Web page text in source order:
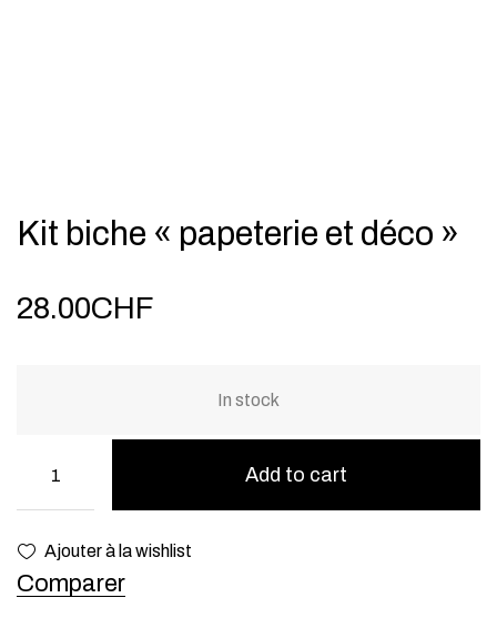
Kit biche « papeterie et déco »
28.00CHF
In stock
Add to cart
Ajouter à la wishlist
Comparer